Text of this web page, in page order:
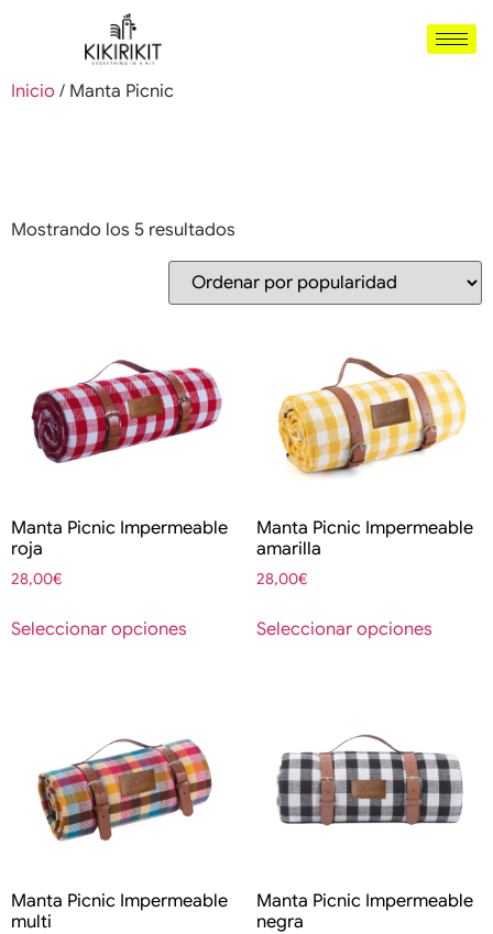
Inicio / Manta Picnic
Mostrando los 5 resultados
Manta Picnic Impermeable
roja
28,00€
Seleccionar opciones
Manta Picnic Impermeable
amarilla
28,00€
Seleccionar opciones
Manta Picnic Impermeable
multi
Manta Picnic Impermeable
negra